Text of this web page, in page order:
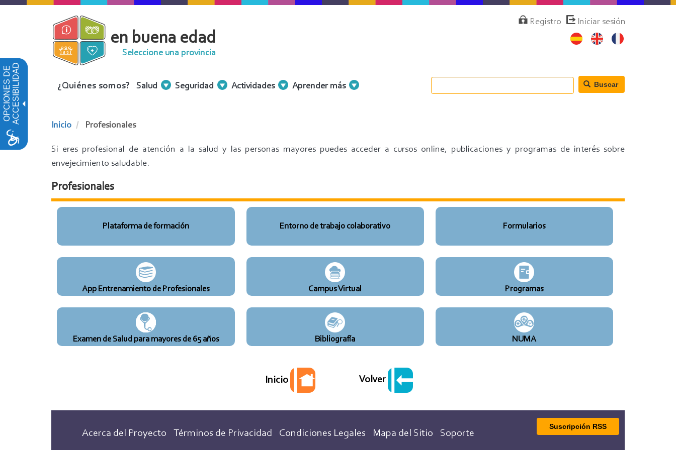
OPCIONES DEACCESIBILIDAD
Pasar
MenúRegistro Iniciar sesión
en buena edad
Seleccione una provincia
Menu
¿Quiénes somos? Salud Seguridad Actividades Aprender más Buscar
Inicio Profesionales
Si eres profesional de atención a la salud y las personas mayores puedes acceder a cursos online, publicaciones y programas de interés sobre
envejecimiento saludable.
Profesionales
Plataforma de formación Entorno de trabajo colaborativo Formularios
App Entrenamiento de Profesionales Campus Virtual Programas
Examen de Salud para mayores de 65 años Bibliografía NUMA
Inicio Volver
Acerca del Proyecto Términos de Privacidad Condiciones Legales Mapa del Sitio Soporte
Suscripción RSS